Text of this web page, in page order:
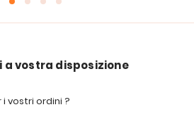
a vostra disposizione
vostri ordini ?